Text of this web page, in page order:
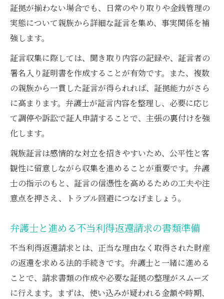
証拠が揃わない場合でも、日常のやり取りや金銭管理の
実態について親族から詳細な証言を集め、事実関係を補
強します。
証言収集に際しては、聞き取り内容の記録や、証言者の
署名入り証明書を作成することが有効です。また、複数
の親族から一貫した証言が得られれば、証拠能力がさら
に高まります。弁護士が証言内容を整理し、必要に応じ
て調停や訴訟で証人申請することで、主張の裏付けを強
化します。
親族証言は感情的な対立を招きやすいため、公平性と客
観性に留意しながら収集を進めることが重要です。弁護
士の指示のもと、証言の信憑性を高めるための工夫や注
意点を押さえ、トラブル回避につなげましょう。
弁護士と進める不当利得返還請求の書類準備
不当利得返還請求とは、正当な理由なく取得された財産
の返還を求める法的手続きです。弁護士と一緒に進める
ことで、請求書類の作成や必要な証拠の整理がスムーズ
に行えます。まずは、使い込みが疑われる金額や時期、